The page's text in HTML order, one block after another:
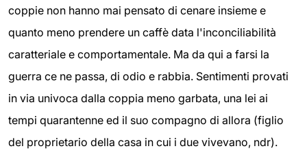
coppie non hanno mai pensato di cenare insieme e
quanto meno prendere un caffè data l'inconciliabilità
caratteriale e comportamentale. Ma da qui a farsi la
guerra ce ne passa, di odio e rabbia. Sentimenti provati
in via univoca dalla coppia meno garbata, una lei ai
tempi quarantenne ed il suo compagno di allora (figlio
del proprietario della casa in cui i due vivevano, ndr).